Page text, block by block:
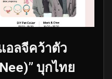
อลจีคว้าตัว
บุกไทย